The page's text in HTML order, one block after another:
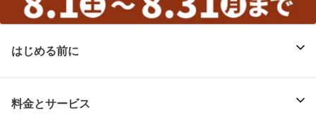
はじめる前に
料金とサービス